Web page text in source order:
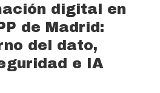
digital en
de Madrid:
del dato,
e IA